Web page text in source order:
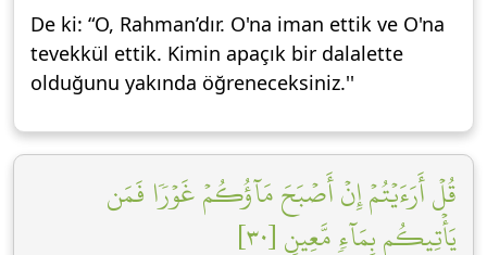
De ki: “O, Rahman’dır. O'na iman ettik ve O'na
tevekkül ettik. Kimin apaçık bir dalalette
olduğunu yakında öğreneceksiniz.''
قُلۡ أَرَءَيۡتُمۡ إِنۡ أَصۡبَحَ مَآؤُكُمۡ غَوۡرٗا فَمَن
يَأۡتِيكُم بِمَآءٖ مَّعِينِۭ [٣٠]